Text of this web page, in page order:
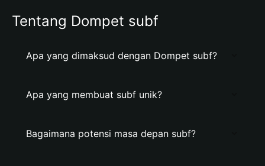
Tentang Dompet subf
Apa yang dimaksud dengan Dompet subf?
Apa yang membuat subf unik?
Bagaimana potensi masa depan subf?